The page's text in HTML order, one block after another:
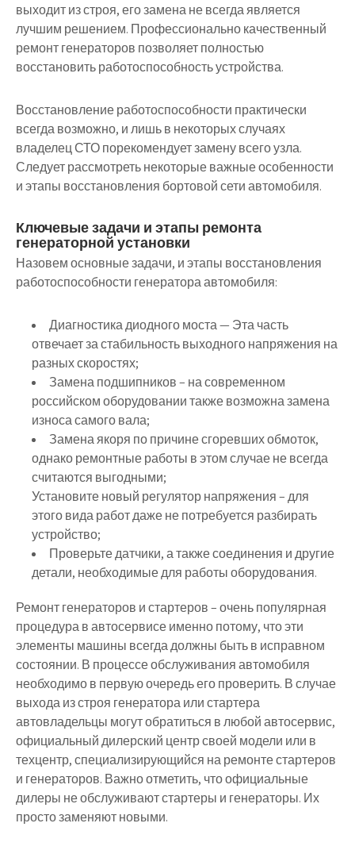
выходит из строя, его замена не всегда является
лучшим решением. Профессионально качественный
ремонт генераторов позволяет полностью
восстановить работоспособность устройства.
Восстановление работоспособности практически
всегда возможно, и лишь в некоторых случаях
владелец СТО порекомендует замену всего узла.
Следует рассмотреть некоторые важные особенности
и этапы восстановления бортовой сети автомобиля.
Ключевые задачи и этапы ремонта
генераторной установки
Назовем основные задачи, и этапы восстановления
работоспособности генератора автомобиля:
Диагностика диодного моста — Эта часть
отвечает за стабильность выходного напряжения на
разных скоростях;
Замена подшипников – на современном
российском оборудовании также возможна замена
износа самого вала;
Замена якоря по причине сгоревших обмоток,
однако ремонтные работы в этом случае не всегда
считаются выгодными;
Установите новый регулятор напряжения – для
этого вида работ даже не потребуется разбирать
устройство;
Проверьте датчики, а также соединения и другие
детали, необходимые для работы оборудования.
Ремонт генераторов и стартеров – очень популярная
процедура в автосервисе именно потому, что эти
элементы машины всегда должны быть в исправном
состоянии. В процессе обслуживания автомобиля
необходимо в первую очередь его проверить. В случае
выхода из строя генератора или стартера
автовладельцы могут обратиться в любой автосервис,
официальный дилерский центр своей модели или в
техцентр, специализирующийся на ремонте стартеров
и генераторов. Важно отметить, что официальные
дилеры не обслуживают стартеры и генераторы. Их
просто заменяют новыми.